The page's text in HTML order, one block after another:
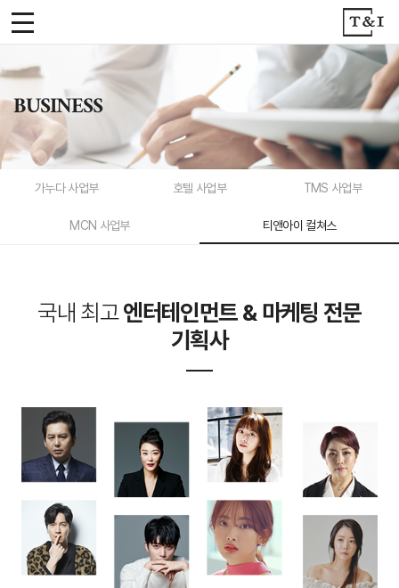
티
앤
아
이
BUSINESS
가누다 사업부 호텔 사업부 TMS 사업부
MCN 사업부 티앤아이 컬쳐스
국내 최고엔터테인먼트& 마케팅 전문
기획사